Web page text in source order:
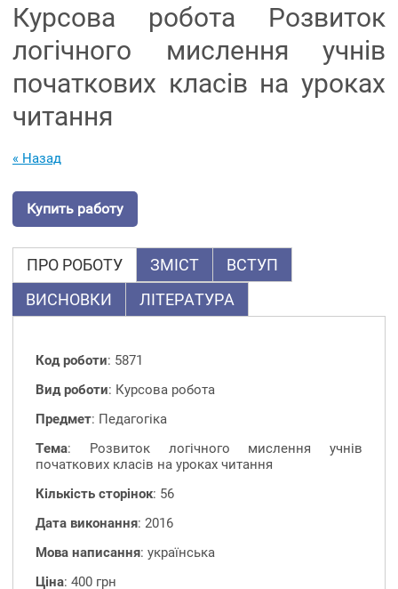
Курсова робота Розвиток
логічного мислення учнів
початкових класів на уроках
читання
« Назад
Купить работу
ПРО РОБОТУ ЗМІСТ
ВСТУП
ВИСНОВКИ
ЛІТЕРАТУРА
Код роботи: 5871
Вид роботи: Курсова робота
Предмет: Педагогіка
Тема: Розвиток логічного мислення учнів
початкових класів на уроках читання
Кількість сторінок: 56
Дата виконання: 2016
Мова написання: українська
Ціна: 400 грн